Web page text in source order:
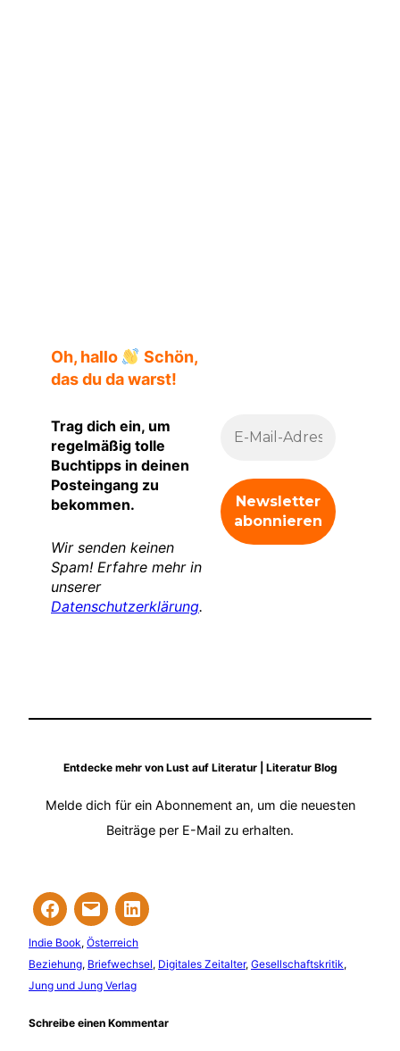
Oh, hallo
Schön,
das du da warst!
Trag dich ein, um
regelmäßig tolle
Buchtipps in deinen
Posteingang zu
bekommen.
Wir senden keinen
Spam! Erfahre mehr in
unserer
Datenschutzerklärung.
Entdecke mehr von Lust auf Literatur | Literatur Blog
Melde dich für ein Abonnement an, um die neuesten
Beiträge per E-Mail zu erhalten.
Indie Book, Österreich
Beziehung, Briefwechsel, Digitales Zeitalter, Gesellschaftskritik
Jung und Jung Verlag
Schreibe einen Kommentar